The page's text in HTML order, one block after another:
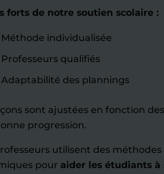
forts de notre soutien scolaire :
Méthode individualisée
Professeurs qualifiés
Adaptabilité des plannings
sont ajustées en fonction
progression.
utilisent des
pour aider les étudiants